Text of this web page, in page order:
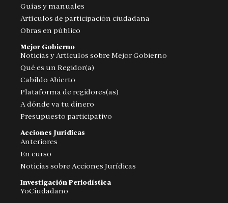
Guías y manuales
Artículos de participación ciudadana
Obras en público
Mejor Gobierno
Noticias y Artículos sobre Mejor Gobierno
Qué es un Regidor(a)
Cabildo Abierto
Plataforma de regidores(as)
A dónde va tu dinero
Presupuesto participativo
Acciones Jurídicas
Anteriores
En curso
Noticias sobre Acciones Jurídicas
Investigación Periodística
YoCiudadano